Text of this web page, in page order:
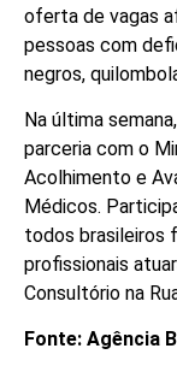
oferta de vagas
pessoas com
negros,
Na última
parceria com o
Acolhimento e
Médicos.
todos brasileiros
profissionais
Consultório na
Fonte: Agência